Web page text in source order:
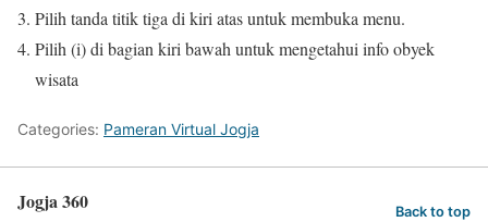
Pilih tanda titik tiga di kiri atas untuk membuka menu.
Pilih (i) di bagian kiri bawah untuk mengetahui info obyek
wisata
Categories: Pameran Virtual Jogja
Jogja 360 Back to top